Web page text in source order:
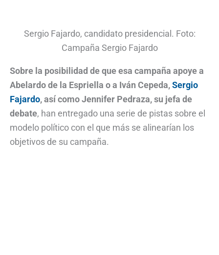
Sergio Fajardo, candidato presidencial. Foto:
Campaña Sergio Fajardo
Sobre la posibilidad de que esa campaña apoye a
Abelardo de la Espriella o a Iván Cepeda,Sergio
Fajardo, así como Jennifer Pedraza, su jefa de
debate, han entregado una serie de pistas sobre el
modelo político con el que más se alinearían los
objetivos de su campaña.